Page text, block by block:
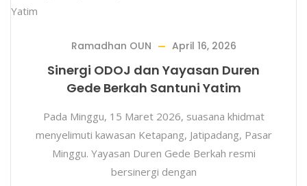
Ramadhan OUN April 16, 2026
Sinergi ODOJ dan Yayasan Duren
Gede Berkah Santuni Yatim
Pada Minggu, 15 Maret 2026, suasana khidmat
menyelimuti kawasan Ketapang, Jatipadang, Pasar
Minggu. Yayasan Duren Gede Berkah resmi
bersinergi dengan